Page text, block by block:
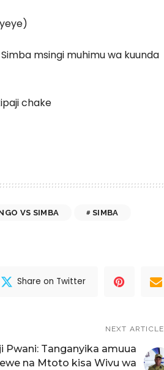
msingi muhimu wa kuunda
chake
VS SIMBA
SIMBA
Share on Twitter
NEXT ARTICLE
Pwani: Tanganyika amuua
na Mtoto kisa Wivu wa